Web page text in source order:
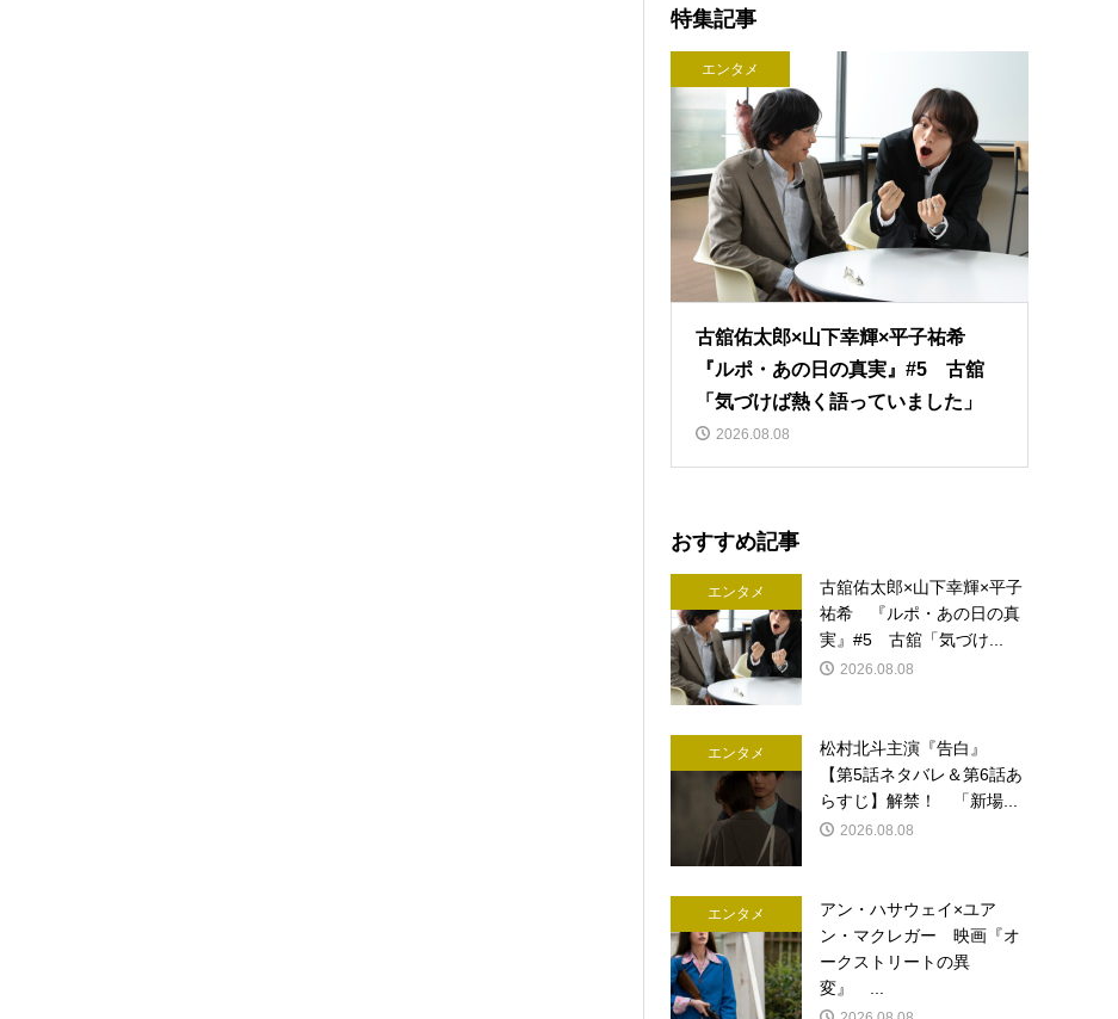
特集記事
エンタメ
古舘佑太郎×山下幸輝×平子祐希
『ルポ・あの日の真実』#5 古舘
「気づけば熱く語っていました」
2026.08.08
おすすめ記事
エンタメ
古舘佑太郎×山下幸輝×平子
祐希 『ルポ・あの日の真
実』#5 古舘「気づけ...
2026.08.08
エンタメ
松村北斗主演『告白』
【第5話ネタバレ＆第6話あ
らすじ】解禁！ 「新場...
2026.08.08
エンタメ
アン・ハサウェイ×ユア
ン・マクレガー 映画『オ
ークストリートの異
変』 ...